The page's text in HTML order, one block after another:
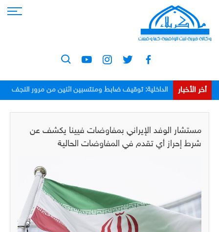
أخر الأخبار
الداخلية: توقيف ضابط ومنتسبين اثنين من مرور النجف
مستشار الوفد الإيراني بمفاوضات فيينا يكشف عن
شرط إحراز أي تقدم في المفاوضات الحالية